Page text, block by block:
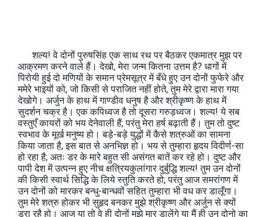
शल्य! वे दोनों पुरुषसिंह एक साथ रथ पर बैठकर एकमात्र मुझ पर
आक्रमण करने वाले हैं। देखो, मेरा जन्म कितना उत्तम है? धागों में
पिरोयी हुई दो मणियों के समान प्रेमसूत्र में बँधे हुए उन दोनों फुफेरे और
ममेरे भाइयों को, जो किसी से पराजित नहीं होते, तुम मेरे द्वारा मारा गया
देखोगे। अर्जुन के हाथ में गाण्डीव धनुष है और श्रीकृष्ण के हाथ में
सुदर्शन चक्र है। एक कपिध्वज है तो दूसरा गरुड़ध्वज। शल्य! ये सब
वस्तुएँ कायरों को भय देनेवाली हैं; परंतु मेरा हर्ष बढ़ाती हैं। तुम तो दुष्ट
स्वभाव के मूर्ख मनुष्य हो। बड़े-बड़े युद्धों में कैसे शत्रुओं का सामना
किया जाता है, इस बात से अनभिज्ञ हो। भय से तुम्हारा हृदय विदीर्ण-सा
हो रहा है; अतः डर के मारे बहुत सी असंगत बातें कर रहे हो। दुष्ट और
पापी देश में उत्पन्न हुए नीच क्षत्रियकुलांगार दुर्बुद्धि शल्य! तुम उन दोनों
की किसी स्वार्थ सिद्धि के लिये स्तुति करते हो; परंतु आज समरांगण में
उन दोनों को मारकर बन्धु-बान्धवों सहित तुम्हारा भी वध कर डालूँगा।
तुम मेरे शत्रु होकर भी सुहृद बनकर मुझे श्रीकृष्ण और अर्जुन से क्यों
डरा रहै हो। आज या तो वे ही दोनों मुझे मार डालेंगे या मैं ही उन दोनो का